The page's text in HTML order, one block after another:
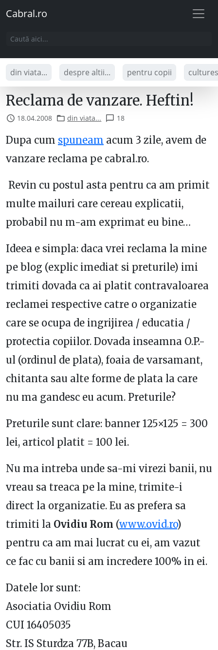
Cabral.ro
din viata... despre altii... pentru copii
Reclama de vanzare. Heftin!
18.04.2008 din viata... 18
Dupa cum spuneam acum 3 zile, avem de
vanzare reclama pe cabral.ro.
Revin cu postul asta pentru ca am primit
multe mailuri care cereau explicatii,
probabil nu m-am exprimat eu bine…
Ideea e simpla: daca vrei reclama la mine
pe blog (explic imediat si preturile) imi
trimiti dovada ca ai platit contravaloarea
reclamei respective catre o organizatie
care se ocupa de ingrijirea / educatia /
protectia copiilor. Dovada inseamna O.P.-
ul (ordinul de plata), foaia de varsamant,
chitanta sau alte forme de plata la care
nu ma gandesc eu acum. Preturile?
Preturile sunt clare: banner 125×125 = 300
lei, articol platit = 100 lei.
Nu ma intreba unde sa-mi virezi banii, nu
vreau sa treaca pe la mine, trimite-i
direct la organizatie. Eu as prefera sa
trimiti la Ovidiu Rom (www.ovid.ro)
pentru ca am mai lucrat cu ei, am vazut
ce fac cu banii si am incredere 100% in ei.
Datele lor sunt:
Asociatia Ovidiu Rom
CUI 16405035
Str. IS Sturdza 77B, Bacau